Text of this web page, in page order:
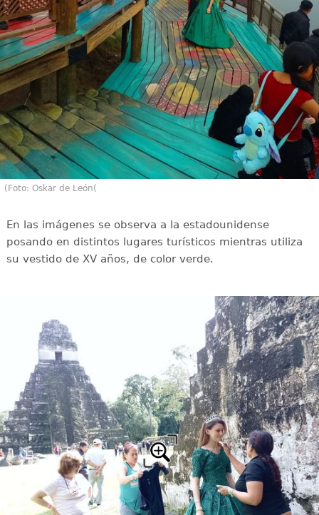
(Foto: Oskar de León(
En las imágenes se observa a la estadounidense
posando en distintos lugares turísticos mientras utiliza
su vestido de XV años, de color verde.